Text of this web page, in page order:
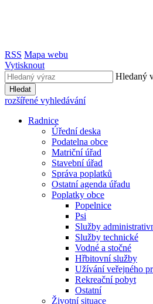
RSS Mapa webu
Vytisknout
Hledaný
Hledat
rozšířené vyhledávání
Radnice
Úřední deska
Podatelna obce
Matriční úřad
Stavební úřad
Správa poplatků
Ostatní agenda úřadu
Poplatky obce
Popelnice
Psi
Služby
Služby technické
Vodné a stočné
Hřbitovní služby
Užívání veřejného
Rekreační pobyt
Ostatní
Životní situace